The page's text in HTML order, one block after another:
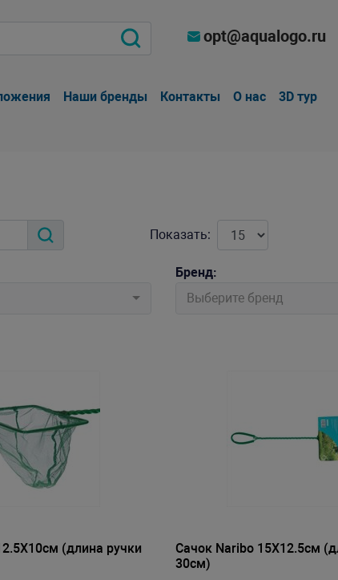
opt@aqualogo.ru
Наши бренды Контакты О нас 3D тур
Показать:
Бренд:
Выберите бренд
(длина ручки
Сачок Naribo 15X12.5см
30см)